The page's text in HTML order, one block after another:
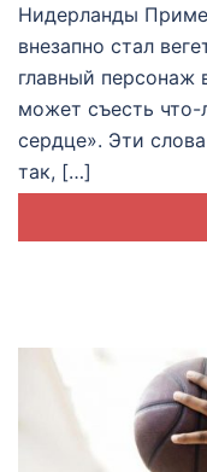
Нидерланды
внезапно стал
главный персонаж
может съесть что-
сердце». Эти
так, […]